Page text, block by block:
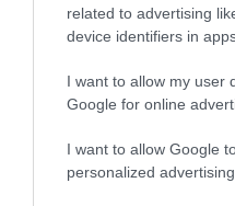
related to advertising
device identifiers in
I want to allow my user
Google for online
I want to allow Google
personalized advertising.